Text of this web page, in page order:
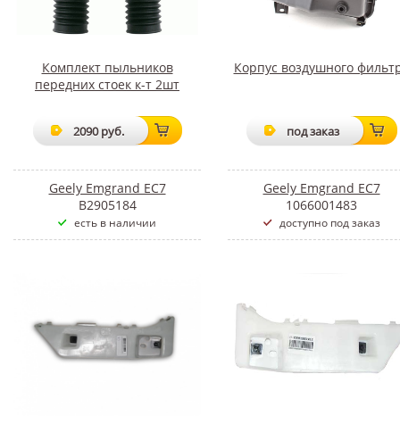
Комплект пыльников
передних стоек к-т 2шт
2090 руб.
Geely Emgrand EC7
B2905184
есть в наличии
Корпус воздушного
под заказ
Geely Emgrand EC7
1066001483
доступно под заказ